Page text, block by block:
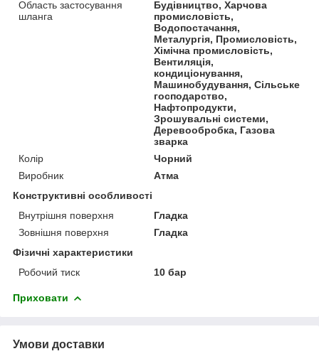
Область застосування
шланга
Будівництво, Харчова
промисловість,
Водопостачання,
Металургія, Промисловість,
Хімічна промисловість,
Вентиляція,
кондиціонування,
Машинобудування, Сільське
господарство,
Нафтопродукти,
Зрошувальні системи,
Деревообробка, Газова
зварка
Колір
Чорний
Виробник
Атма
Конструктивні особливості
Внутрішня поверхня
Гладка
Зовнішня поверхня
Гладка
Фізичні характеристики
Робочий тиск
10 бар
Приховати
Умови доставки